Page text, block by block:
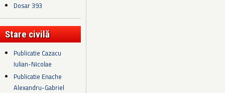
Dosar 393
Stare civilă
Publicatie Cazacu
Iulian-Nicolae
Publicatie Enache
Alexandru-Gabriel